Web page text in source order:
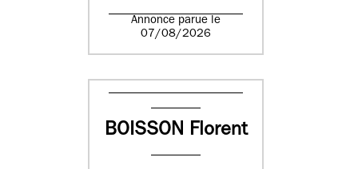
Annonce parue le
07/08/2026
BOISSON Florent